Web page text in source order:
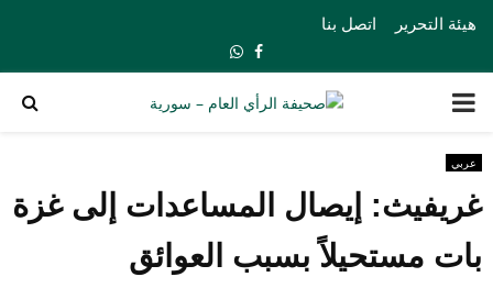
هيئة التحرير اتصل بنا
Facebook
Whatsapp
PRIMARY
MENU
عربي
غريفيث: إيصال المساعدات إلى غزة
بات مستحيلاً بسبب العوائق